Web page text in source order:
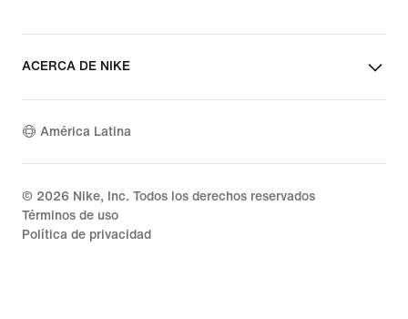
ACERCA DE NIKE
América Latina
© 2026 Nike, Inc. Todos los derechos reservados
Términos de uso
Política de privacidad